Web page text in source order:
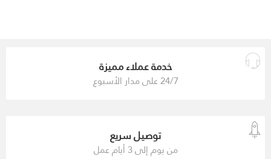
خدمة عملاء مميزة
24/7 على مدار الأسبوع
توصيل سريع
من يوم إلى 3 أيام عمل